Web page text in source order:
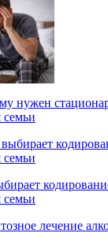
нужен
семьи
семьи